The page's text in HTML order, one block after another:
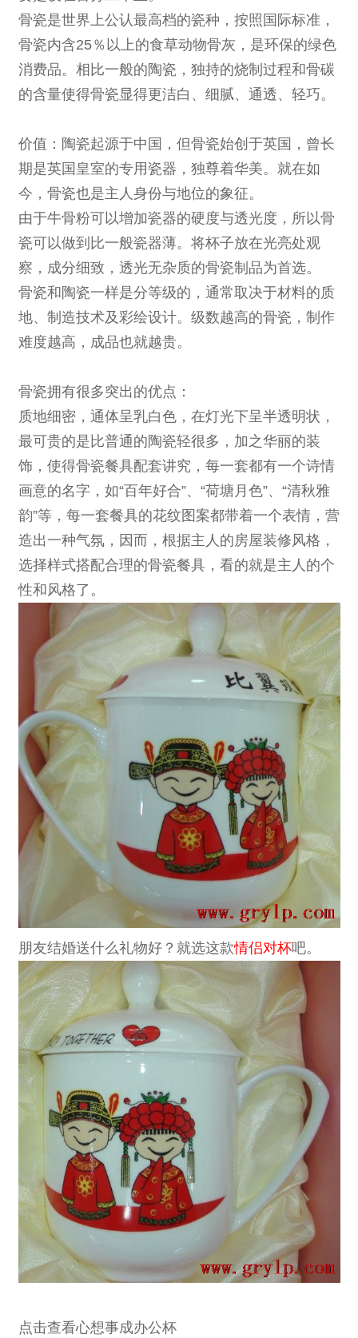
骨瓷是世界上公认最高档的瓷种，按照国际标准，
骨瓷内含25％以上的食草动物骨灰，是环保的绿色
消费品。相比一般的陶瓷，独持的烧制过程和骨碳
的含量使得骨瓷显得更洁白、细腻、通透、轻巧。
价值 ：陶瓷起源于中国，但骨瓷始创于英国，曾长
期是英国皇室的专用瓷器，独尊着华美。就在如
今，骨瓷也是主人身份与地位的象征。
由于牛骨粉可以增加瓷器的硬度与透光度，所以骨
瓷可以做到比一般瓷器薄。将杯子放在光亮处观
察，成分细致，透光无杂质的骨瓷制品为首选。
骨瓷和陶瓷一样是分等级的，通常取决于材料的质
地、制造技术及彩绘设计。级数越高的骨瓷，制作
难度越高，成品也就越贵。
骨瓷拥有很多突出的优点：
质地细密，通体呈乳白色，在灯光下呈半透明状，
最可贵的是比普通的陶瓷轻很多，加之华丽的装
饰，使得骨瓷餐具配套讲究，每一套都有一个诗情
画意的名字，如“百年好合”、“荷塘月色”、“清秋雅
韵”等，每一套餐具的花纹图案都带着一个表情，营
造出一种气氛，因而，根据主人的房屋装修风格，
选择样式搭配合理的骨瓷餐具，看的就是主人的个
性和风格了。
朋友结婚送什么礼物好？就选这款情侣对杯吧。
点击查看心想事成办公杯